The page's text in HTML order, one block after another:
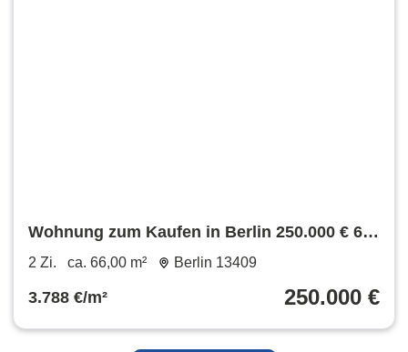
Wohnung zum Kaufen in Berlin 250.000 € 66
m²
2 Zi. ca. 66,00 m² Berlin 13409
3.788 €/m² 250.000 €